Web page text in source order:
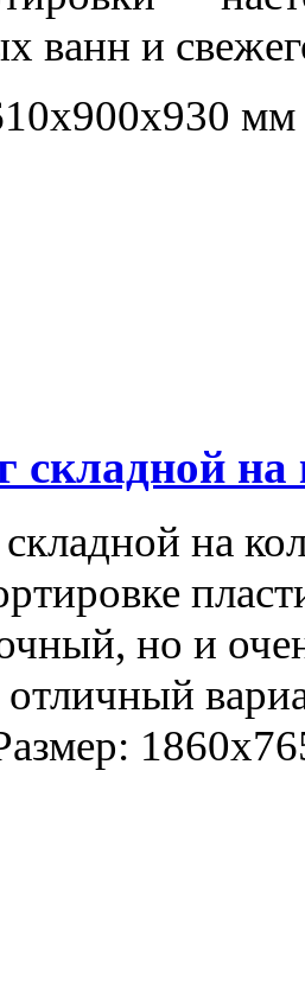
ванн и
мм
складной
на
но и
отличный